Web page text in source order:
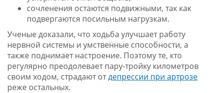
сочленения остаются подвижными, так как
подвергаются посильным нагрузкам.
Ученые доказали, что ходьба улучшает работу
нервной системы и умственные способности, а
также поднимает настроение. Поэтому те, кто
регулярно преодолевает пару-тройку километров
своим ходом, страдают отдепрессии при артрозе
реже остальных.